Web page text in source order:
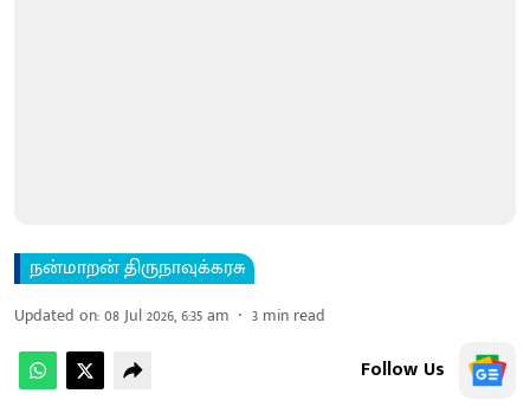
நன்மாறன் திருநாவுக்கரசு
Updated on:08 Jul 2026, 6:35 am 3 min read
Follow Us